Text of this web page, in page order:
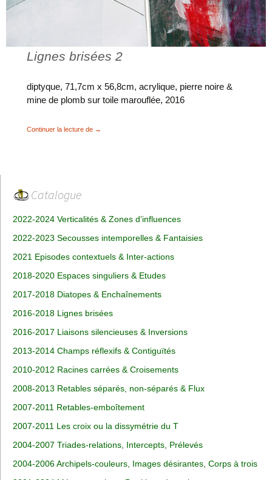
Lignes brisées 2
diptyque, 71,7cm x 56,8cm, acrylique, pierre noire &
mine de plomb sur toile marouflée, 2016
Continuer la lecture de →
Catalogue
2022-2024 Verticalités & Zones d’influences
2022-2023 Secousses intemporelles & Fantaisies
2021 Episodes contextuels & Inter-actions
2018-2020 Espaces singuliers & Etudes
2017-2018 Diatopes & Enchaînements
2016-2018 Lignes brisées
2016-2017 Liaisons silencieuses & Inversions
2013-2014 Champs réflexifs & Contiguïtés
2010-2012 Racines carrées & Croisements
2008-2013 Retables séparés, non-séparés & Flux
2007-2011 Retables-emboîtement
2007-2011 Les croix ou la dissymétrie du T
2004-2007 Triades-relations, Intercepts, Prélevés
2004-2006 Archipels-couleurs, Images désirantes, Corps à trois